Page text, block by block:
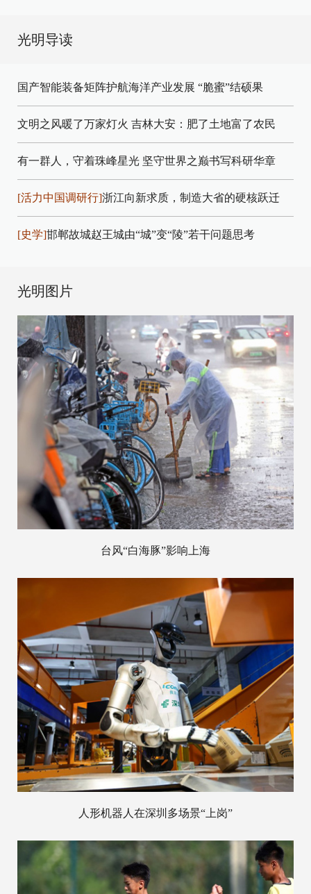
光明导读
国产智能装备矩阵护航海洋产业发展 “脆蜜”结硕果
文明之风暖了万家灯火 吉林大安：肥了土地富了农民
有一群人，守着珠峰星光 坚守世界之巅书写科研华章
[活力中国调研行]浙江向新求质，制造大省的硬核跃迁
[史学]邯郸故城赵王城由“城”变“陵”若干问题思考
光明图片
台风“白海豚”影响上海
人形机器人在深圳多场景“上岗”